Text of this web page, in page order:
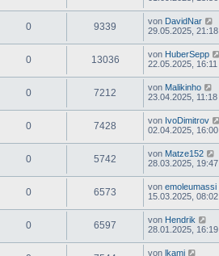
0 9339 von DavidNar
29.05.2025, 21:18
0 13036 von HuberSepp
22.05.2025, 16:11
0 7212 von Malikinho
23.04.2025, 11:18
0 7428 von IvoDimitrov
02.04.2025, 16:00
0 5742 von Matze152
28.03.2025, 19:47
0 6573 von emoleumassi
15.03.2025, 08:02
0 6597 von Hendrik
28.01.2025, 16:19
von lkami